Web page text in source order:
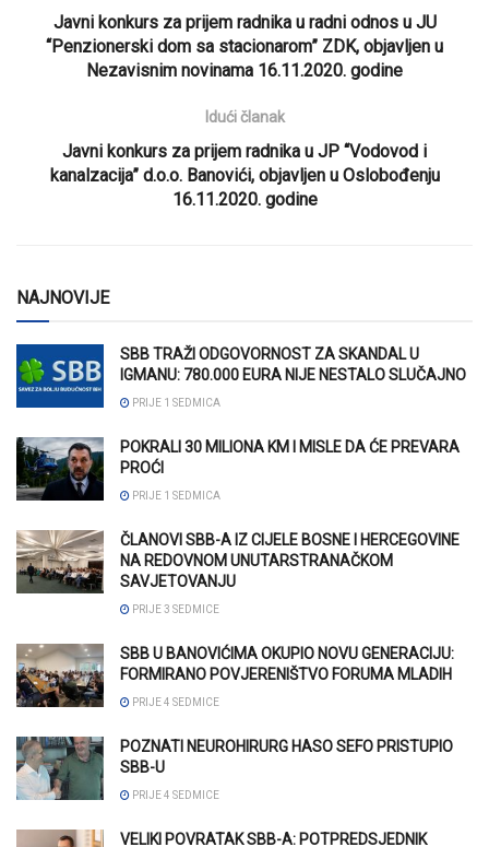
Javni konkurs za prijem radnika u radni odnos u JU
“Penzionerski dom sa stacionarom” ZDK, objavljen u
Nezavisnim novinama 16.11.2020. godine
Idući članak
Javni konkurs za prijem radnika u JP “Vodovod i
kanalzacija” d.o.o. Banovići, objavljen u Oslobođenju
16.11.2020. godine
NAJNOVIJE
SBB TRAŽI ODGOVORNOST ZA SKANDAL U
IGMANU: 780.000 EURA NIJE NESTALO SLUČAJNO
PRIJE 1 SEDMICA
POKRALI 30 MILIONA KM I MISLE DA ĆE PREVARA
PROĆI
PRIJE 1 SEDMICA
ČLANOVI SBB-A IZ CIJELE BOSNE I HERCEGOVINE
NA REDOVNOM UNUTARSTRANAČKOM
SAVJETOVANJU
PRIJE 3 SEDMICE
SBB U BANOVIĆIMA OKUPIO NOVU GENERACIJU:
FORMIRANO POVJERENIŠTVO FORUMA MLADIH
PRIJE 4 SEDMICE
POZNATI NEUROHIRURG HASO SEFO PRISTUPIO
SBB-U
PRIJE 4 SEDMICE
VELIKI POVRATAK SBB-A: POTPREDSJEDNIK